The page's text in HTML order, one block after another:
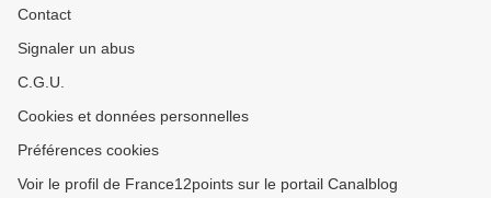
Contact
Signaler un abus
C.G.U.
Cookies et données personnelles
Préférences cookies
Voir le profil de France12points sur le portail Canalblog